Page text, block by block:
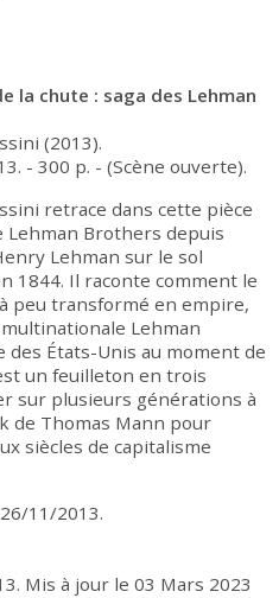
la chute : saga des Lehman
(2013).
- 300 p. - (Scène ouverte).
retrace dans cette pièce
Lehman Brothers depuis
Lehman sur le sol
1844. Il raconte comment le
peu transformé en empire,
Lehman
États-Unis au moment de
un feuilleton en trois
sur plusieurs générations à
de Thomas Mann pour
siècles de capitalisme
11/2013.
. Mis à jour le 03 Mars 2023